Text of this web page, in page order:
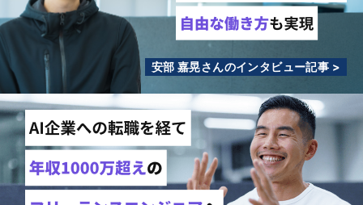
安部 嘉晃さんのインタビュー記事 >